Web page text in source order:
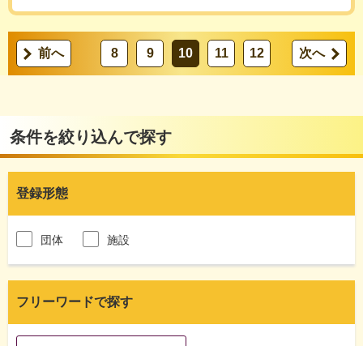
前へ 8 9 10 11 12 次へ
条件を絞り込んで探す
登録形態
団体 施設
フリーワードで探す